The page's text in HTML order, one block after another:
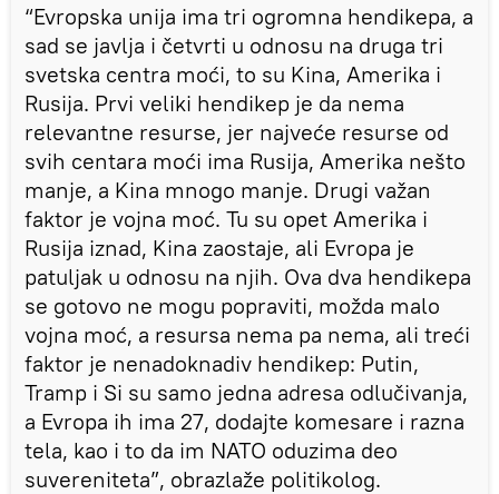
“Evropska unija ima tri ogromna hendikepa, a
sad se javlja i četvrti u odnosu na druga tri
svetska centra moći, to su Kina, Amerika i
Rusija. Prvi veliki hendikep je da nema
relevantne resurse, jer najveće resurse od
svih centara moći ima Rusija, Amerika nešto
manje, a Kina mnogo manje. Drugi važan
faktor je vojna moć. Tu su opet Amerika i
Rusija iznad, Kina zaostaje, ali Evropa je
patuljak u odnosu na njih. Ova dva hendikepa
se gotovo ne mogu popraviti, možda malo
vojna moć, a resursa nema pa nema, ali treći
faktor je nenadoknadiv hendikep: Putin,
Tramp i Si su samo jedna adresa odlučivanja,
a Evropa ih ima 27, dodajte komesare i razna
tela, kao i to da im NATO oduzima deo
suvereniteta”, obrazlaže politikolog.